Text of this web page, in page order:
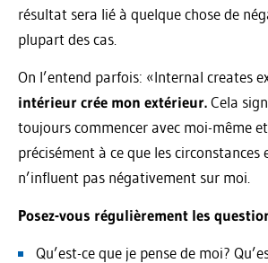
résultat sera lié à quelque chose de
plupart des cas.
On l’entend parfois: «Internal creates
intérieur crée mon extérieur.Cela
toujours commencer avec moi-même
précisément à ce que les circonstances
n’influent pas négativement sur moi.
Posez-vous régulièrement les
Qu’est-ce que je pense de moi?